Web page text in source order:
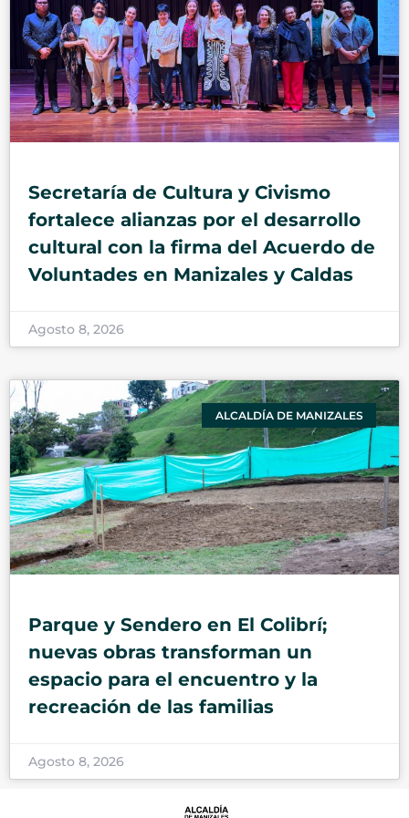
Secretaría de Cultura y Civismo
fortalece alianzas por el desarrollo
cultural con la firma del Acuerdo de
Voluntades en Manizales y Caldas
Agosto 8, 2026
ALCALDÍA DE MANIZALES
Parque y Sendero en El Colibrí;
nuevas obras transforman un
espacio para el encuentro y la
recreación de las familias
Agosto 8, 2026